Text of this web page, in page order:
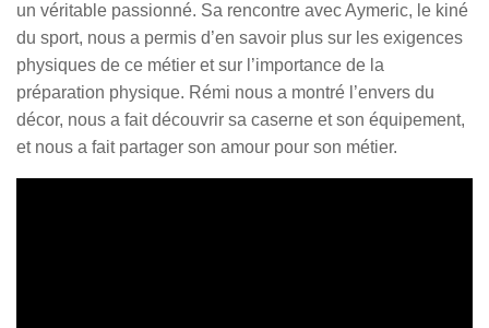
un véritable passionné. Sa rencontre avec Aymeric, le kiné
du sport, nous a permis d’en savoir plus sur les exigences
physiques de ce métier et sur l’importance de la
préparation physique. Rémi nous a montré l’envers du
décor, nous a fait découvrir sa caserne et son équipement,
et nous a fait partager son amour pour son métier.